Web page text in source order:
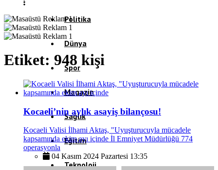
Politika
Dünya
Spor
Magazin
Sağlık
Eğitim
Teknoloji
Etiket: 948 kişi
Kocaeli’nin aylık asayiş bilançosu!
Kocaeli Valisi İlhami Aktaş, "Uyuşturucuyla mücadele
kapsamında ekim ayı içinde İl Emniyet Müdürlüğü 774
operasyonla
04 Kasım 2024 Pazartesi 13:35